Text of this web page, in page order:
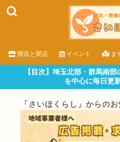
開店と閉店 イベント ま
【目次】埼玉北部・群馬南
を中心に毎日更
「さいほくらし」からの